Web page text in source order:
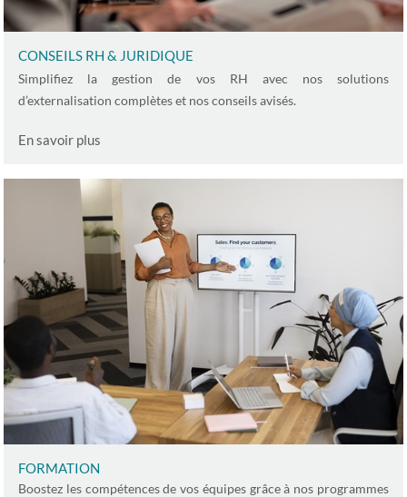
CONSEILS RH & JURIDIQUE
Simplifiez la gestion de vos RH avec nos solutions
d’externalisation complètes et nos conseils avisés.
En savoir plus
FORMATION
Boostez les compétences de vos équipes grâce à nos programmes